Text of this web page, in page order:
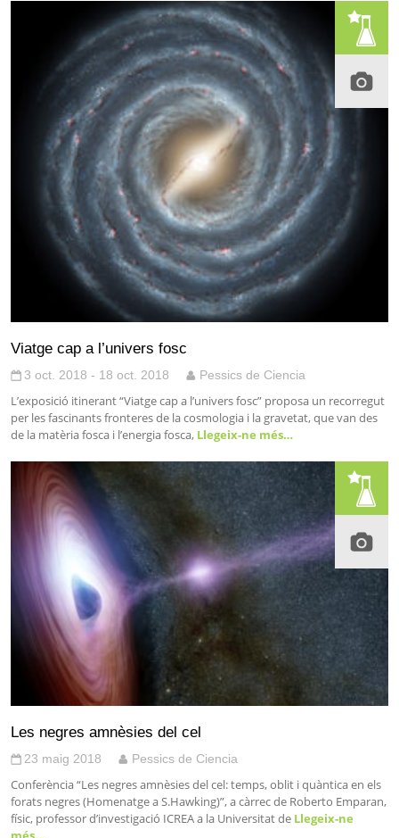
Viatge cap a l’univers fosc
3 oct. 2018 - 18 oct. 2018 Pessics de Ciencia
L’exposició itinerant “Viatge cap a l’univers fosc” proposa un recorregut
per les fascinants fronteres de la cosmologia i la gravetat, que van des
de la matèria fosca i l’energia fosca, Llegeix-ne més…
Les negres amnèsies del cel
23 maig 2018 Pessics de Ciencia
Conferència “Les negres amnèsies del cel: temps, oblit i quàntica en els
forats negres (Homenatge a S.Hawking)”, a càrrec de Roberto Emparan,
físic, professor d’investigació ICREA a la Universitat de Llegeix-ne